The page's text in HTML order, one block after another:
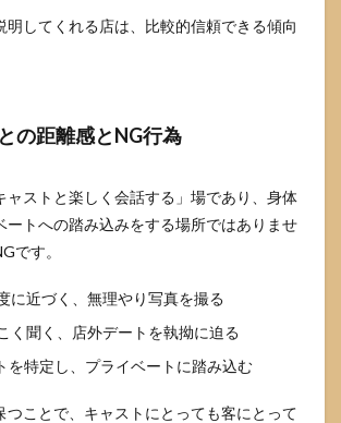
明してくれる店は、比較的信頼できる傾向
の距離感とNG行為
ャストと楽しく会話する」場であり、身体
ートへの踏み込みをする場所ではありませ
です。
に近づく、無理やり写真を撮る
く聞く、店外デートを執拗に迫る
を特定し、プライベートに踏み込む
つことで、キャストにとっても客にとって